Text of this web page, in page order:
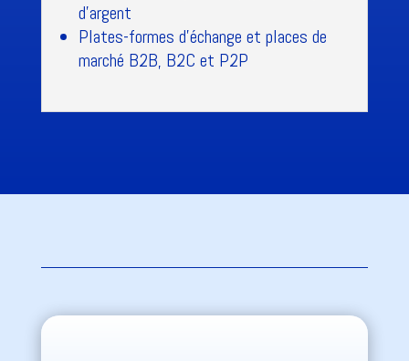
d'argent
Plates-formes d'échange et places de
marché B2B, B2C et P2P